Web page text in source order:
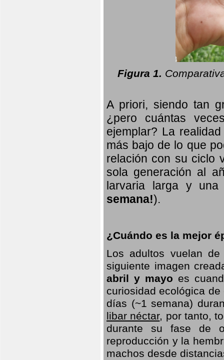
Figura 1.
A priori, siendo tan
¿pero cuántas
ejemplar? La
más bajo de lo que
relación con su ciclo
sola generación al
larvaria largay una
semana!).
¿Cuándo es la mejor
Los adultos vuelan
siguiente imagen
abril y mayo es
curiosidad ecológica
días (~1 semana)
libar néctar, por tanto,
durante su fase de
reproducción y la
machos desde